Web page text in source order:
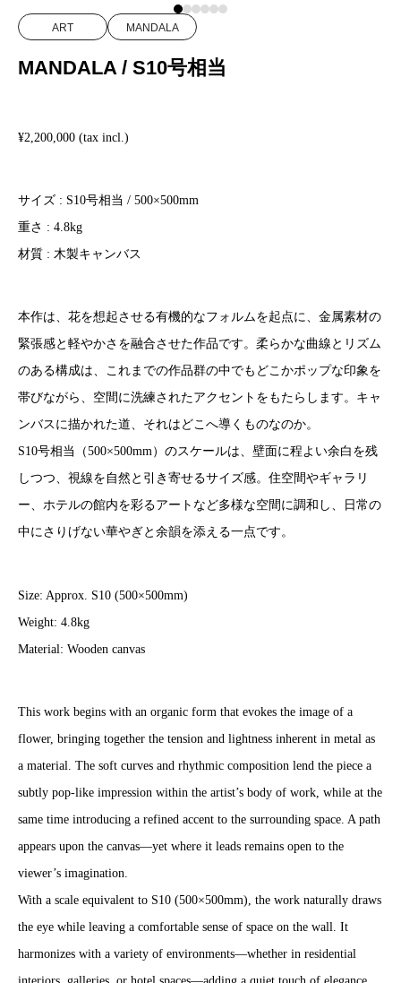
ART MANDALA
MANDALA / S10号相当
¥2,200,000 (tax incl.)
サイズ : S10号相当 / 500×500mm
重さ : 4.8kg
材質 : 木製キャンバス
本作は、花を想起させる有機的なフォルムを起点に、金属素材の
緊張感と軽やかさを融合させた作品です。柔らかな曲線とリズム
のある構成は、これまでの作品群の中でもどこかポップな印象を
帯びながら、空間に洗練されたアクセントをもたらします。キャ
ンバスに描かれた道、それはどこへ導くものなのか。
S10号相当（500×500mm）のスケールは、壁面に程よい余白を残
しつつ、視線を自然と引き寄せるサイズ感。住空間やギャラリ
ー、ホテルの館内を彩るアートなど多様な空間に調和し、日常の
中にさりげない華やぎと余韻を添える一点です。
Size: Approx. S10 (500×500mm)
Weight: 4.8kg
Material: Wooden canvas
This work begins with an organic form that evokes the image of a
flower, bringing together the tension and lightness inherent in metal as
a material. The soft curves and rhythmic composition lend the piece a
subtly pop-like impression within the artist’s body of work, while at the
same time introducing a refined accent to the surrounding space. A path
appears upon the canvas—yet where it leads remains open to the
viewer’s imagination.
With a scale equivalent to S10 (500×500mm), the work naturally draws
the eye while leaving a comfortable sense of space on the wall. It
harmonizes with a variety of environments—whether in residential